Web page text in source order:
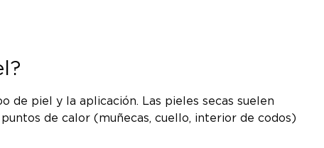
de piel y la aplicación. Las pieles secas suelen
de calor (muñecas, cuello, interior de codos)